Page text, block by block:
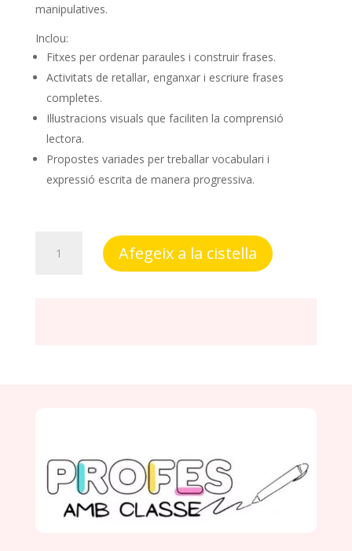
manipulatives.
Inclou:
Fitxes per ordenar paraules i construir frases.
Activitats de retallar, enganxar i escriure frases
completes.
Il·lustracions visuals que faciliten la comprensió
lectora.
Propostes variades per treballar vocabulari i
expressió escrita de manera progressiva.
Afegeix a la cistella